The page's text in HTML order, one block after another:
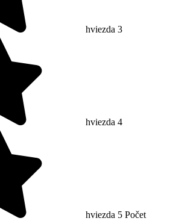
hviezda 3
hviezda 4
hviezda 5 Počet